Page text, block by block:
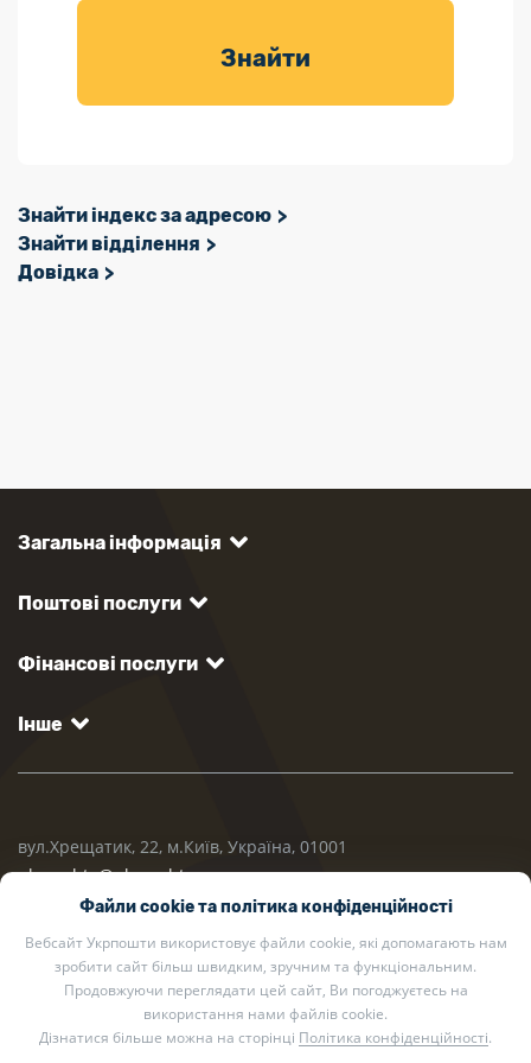
товарів для
Знайти
Знайти індекс за адресою
Знайти відділення
Довідка
Загальна інформація
Поштові послуги
Фінансові послуги
Інше
вул.Хрещатик, 22, м.Київ, Україна, 01001
ukrposhta@ukrposhta.ua
Файли cookie та політика конфіденційності
Вебсайт Укрпошти використовує файли cookie, які допомагають нам
зробити сайт більш швидким, зручним та функціональним.
Продовжуючи переглядати цей сайт, Ви погоджуєтесь на
використання нами файлів cookie.
Дізнатися більше можна на сторінці Політика конфіденційності.